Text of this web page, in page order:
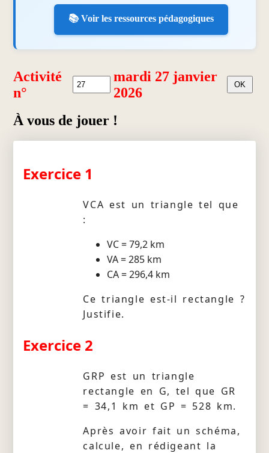
📚 Voir les ressources pédagogiques
Activité
n°
mardi 27 janvier
2026
À vous de jouer !
Exercice 1
VCA est un triangle tel que
:
VC = 79,2 km
VA = 285 km
CA = 296,4 km
Ce triangle est-il rectangle ?
Justifie.
Exercice 2
GRP est un triangle
rectangle en G, tel que GR
= 34,1 km et GP = 528 km.
Après avoir fait un schéma,
calcule, en rédigeant la